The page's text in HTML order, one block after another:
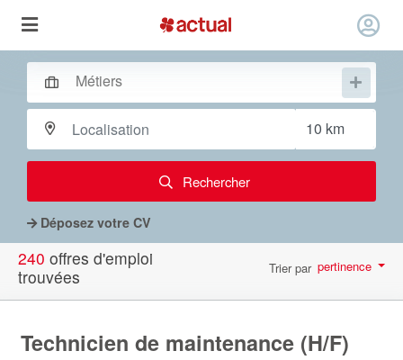
Rechercher
Déposez votre CV
240 offres d'emploi
trouvées
Trier par pertinence
Technicien de maintenance (H/F)